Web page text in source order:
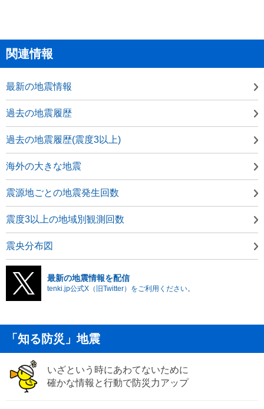
関連情報
最新の地震情報
過去の地震履歴
過去の地震履歴(震度3以上)
海外の大きな地震
震源地ごとの地震発生回数
震度3以上の地域別観測回数
震央分布図
最新の地震情報を配信
tenki.jp公式X（旧Twitter）をご利用ください。
「知る防災」地震
いざという時にあわてないために
確かな情報と行動で防災力アップ